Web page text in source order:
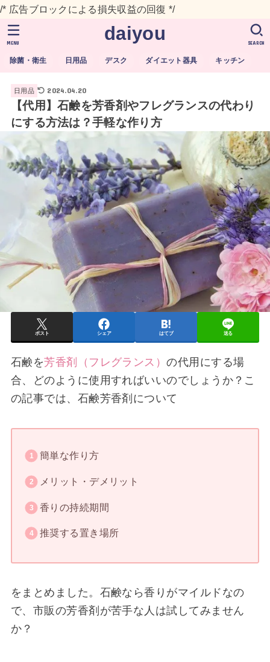
/* 広告ブロックによる損失収益の回復 */
daiyou
除菌・衛生 日用品 デスク ダイエット器具 キッチン
SEARCH
MENU
日用品 2024.04.20
【代用】石鹸を芳香剤やフレグランスの代わり
にする方法は？手軽な作り方
ポスト シェア はてブ 送る
石鹸を芳香剤（フレグランス）の代用にする場
合、どのように使用すればいいのでしょうか？こ
の記事では、石鹸芳香剤について
簡単な作り方
メリット・デメリット
香りの持続期間
推奨する置き場所
をまとめました。石鹸なら香りがマイルドなの
で、市販の芳香剤が苦手な人は試してみません
か？